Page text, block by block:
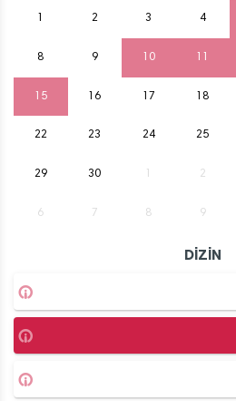
2 3 4
8 9 10
15 16 17 18
22 23 24 25
29 30 2
6 7 8 9
DİZİN